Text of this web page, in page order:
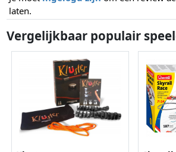
laten.
Vergelijkbaar populair